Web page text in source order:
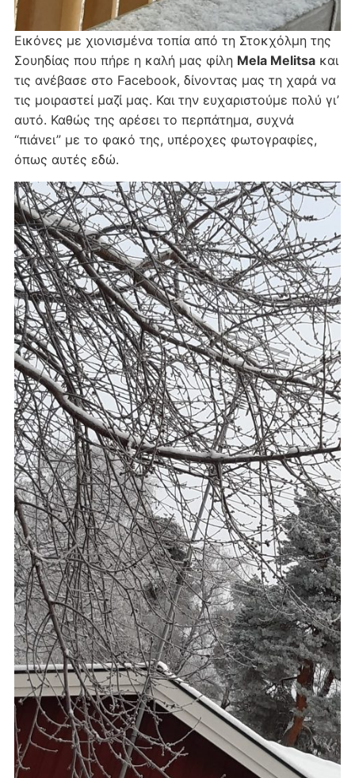
Εικόνες με χιονισμένα τοπία από τη Στοκχόλμη της
Σουηδίας που πήρε η καλή μας φίλη Mela Melitsaκαι
τις ανέβασε στο Facebook, δίνοντας μας τη χαρά να
τις μοιραστεί μαζί μας. Και την ευχαριστούμε πολύ γι’
αυτό. Καθώς της αρέσει το περπάτημα, συχνά
“πιάνει” με το φακό της, υπέροχες φωτογραφίες,
όπως αυτές εδώ.